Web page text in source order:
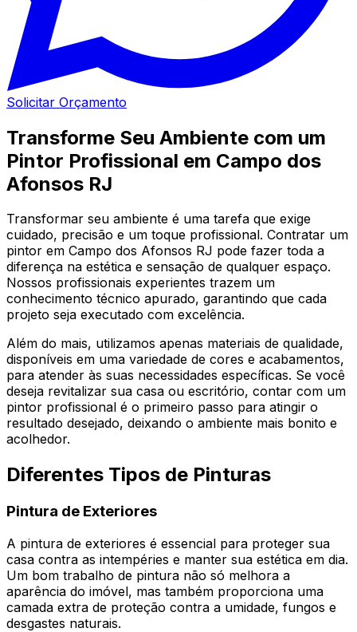
Solicitar Orçamento
Transforme Seu Ambiente com um
Pintor Profissional em Campo dos
Afonsos RJ
Transformar seu ambiente é uma tarefa que exige
cuidado, precisão e um toque profissional. Contratar um
pintor em Campo dos Afonsos RJ pode fazer toda a
diferença na estética e sensação de qualquer espaço.
Nossos profissionais experientes trazem um
conhecimento técnico apurado, garantindo que cada
projeto seja executado com excelência.
Além do mais, utilizamos apenas materiais de qualidade,
disponíveis em uma variedade de cores e acabamentos,
para atender às suas necessidades específicas. Se você
deseja revitalizar sua casa ou escritório, contar com um
pintor profissional é o primeiro passo para atingir o
resultado desejado, deixando o ambiente mais bonito e
acolhedor.
Diferentes Tipos de Pinturas
Pintura de Exteriores
A pintura de exteriores é essencial para proteger sua
casa contra as intempéries e manter sua estética em dia.
Um bom trabalho de pintura não só melhora a
aparência do imóvel, mas também proporciona uma
camada extra de proteção contra a umidade, fungos e
desgastes naturais.